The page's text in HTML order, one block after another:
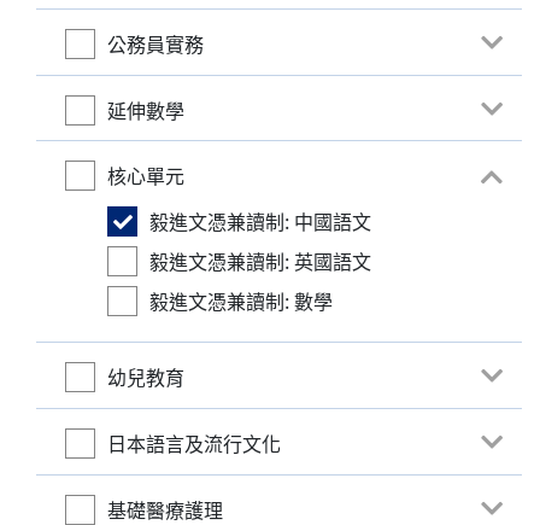
公務員實務
延伸數學
核心單元
毅進文憑兼讀制: 中國語文
毅進文憑兼讀制: 英國語文
毅進文憑兼讀制: 數學
幼兒教育
日本語言及流行文化
基礎醫療護理